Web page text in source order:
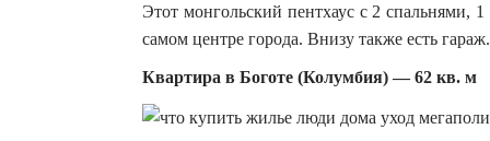
Этот монгольский пентхаус с 2 спальнями,
самом центре города. Внизу также есть гараж.
Квартира в Боготе (Колумбия) — 62 кв. м